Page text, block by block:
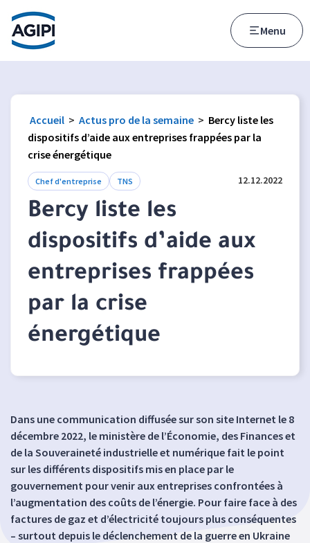
Accès au menu
Accès au contenu principal
Menu
Accueil > Actus pro de la semaine > Bercy liste les
dispositifs d’aide aux entreprises frappées par la
crise énergétique
Chef d'entreprise TNS 12.12.2022
Bercy liste les
dispositifs d’aide aux
entreprises frappées
par la crise
énergétique
Dans une communication diffusée sur son site Internet le 8
décembre 2022, le ministère de l’Économie, des Finances et
de la Souveraineté industrielle et numérique fait le point
sur les différents dispositifs mis en place par le
gouvernement pour venir aux entreprises confrontées à
l’augmentation des coûts de l’énergie. Pour faire face à des
factures de gaz et d’électricité toujours plus conséquentes
– surtout depuis le déclenchement de la guerre en Ukraine